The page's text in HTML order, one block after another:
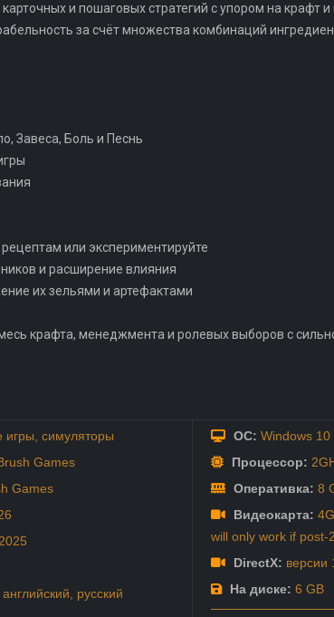
и пошаговых стратегий с упором на крафт
за счёт множества комбинаций
Завеса, Боль и Песнь
или экспериментируйте
и расширение влияния
их зельями и артефактами
крафта, менеджмента и ролевых выборов с
игры, симуляторы
Games
Games
английский, русский
ОС: Windows 10
Процессор:
Оперативка: 8
Видеокарта:
will only work if post-
DirectX: версии
На диске: 6 GB